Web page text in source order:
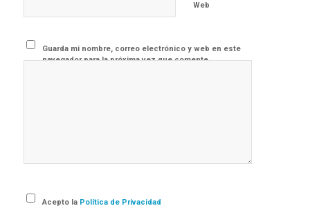
Web
Guarda mi nombre, correo electrónico y web en este
navegador para la próxima vez que comente.
Acepto la Política de Privacidad